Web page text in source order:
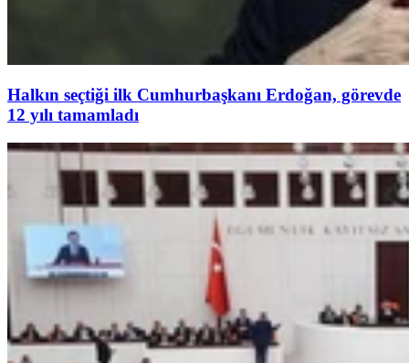
Halkın seçtiği ilk Cumhurbaşkanı Erdoğan, görevde
12 yılı tamamladı